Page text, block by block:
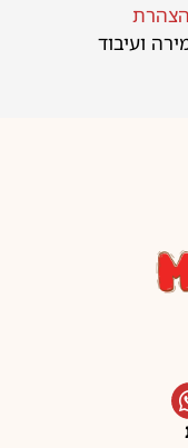
הצהרת
ועיבוד